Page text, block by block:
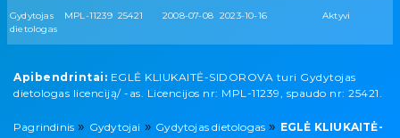
Gydytojas
dietologas
MPL-11239 25421 2008-07-08 2023-10-16 Aktyvi
Apibendrintai: EGLĖ KLIUKAITĖ-SIDOROVA turi Gydytojas
dietologas licenciją/ -as. Licencijos nr: MPL-11239, spaudo nr: 25421.
Pagrindinis » Gydytojai » Gydytojas dietologas » EGLĖ KLIUKAITĖ-